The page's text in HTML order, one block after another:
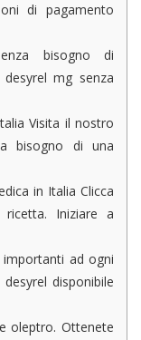
di pagamento
bisogno di
mg senza
Visita il nostro
bisogno di una
in Italia Clicca
Iniziare a
ad ogni
disponibile
oleptro. Ottenete